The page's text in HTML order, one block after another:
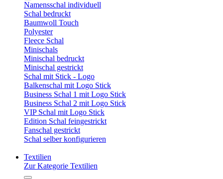
Namensschal individuell
Schal bedruckt
Baumwoll Touch
Polyester
Fleece Schal
Minischals
Minischal bedruckt
Minischal gestrickt
Schal mit Stick - Logo
Balkenschal mit Logo Stick
Business Schal 1 mit Logo Stick
Business Schal 2 mit Logo Stick
VIP Schal mit Logo Stick
Edition Schal feingestrickt
Fanschal gestrickt
Schal selber konfigurieren
Textilien
Zur Kategorie Textilien